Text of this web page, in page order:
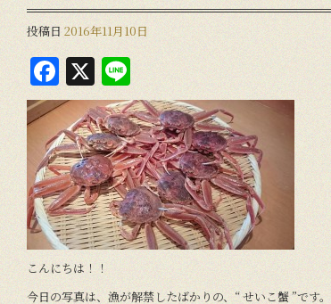
投稿日 2016年11月10日
F
a
c
e
b
o
o
k
X
n
e
こんにちは！！
今日の写真は、漁が解禁したばかりの、“ せいこ蟹 ”です。